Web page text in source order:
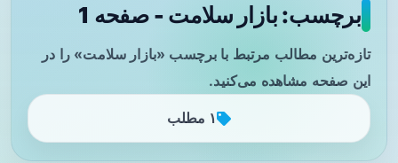
برچسب: بازار سلامت - صفحه 1
تازه‌ترین مطالب مرتبط با برچسب «بازار سلامت» را در
این صفحه مشاهده می‌کنید.
۱ مطلب